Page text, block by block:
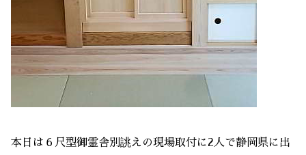
本日は６尺型御霊舎別誂えの現場取付に2人で静岡県に出